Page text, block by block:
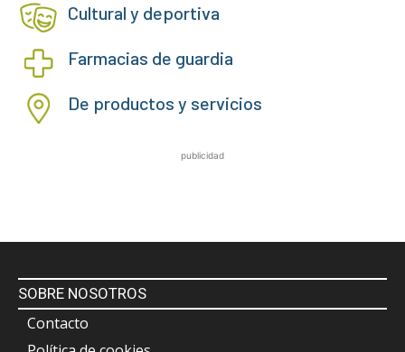
Cultural y deportiva
Farmacias de guardia
De productos y servicios
publicidad
SOBRE NOSOTROS
Contacto